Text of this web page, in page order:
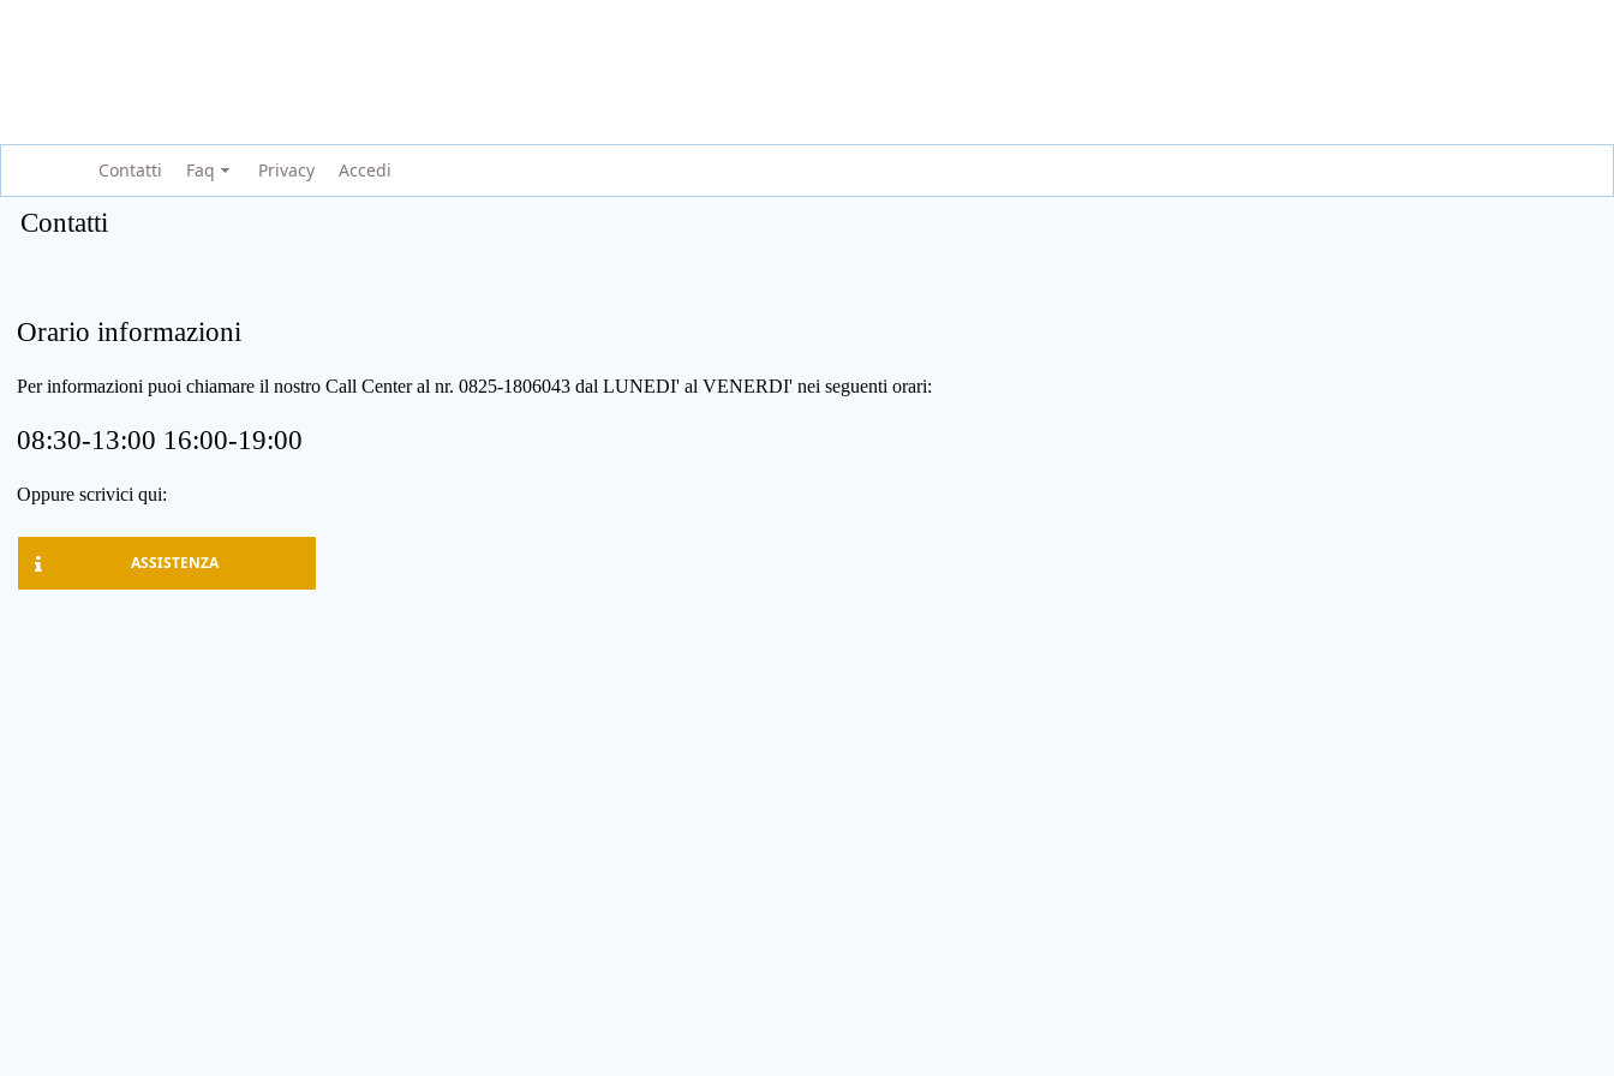
Contatti Faq Privacy Accedi
Contatti
Orario informazioni
Per informazioni puoi chiamare il nostro Call Center al nr. 0825-1806043 dal LUNEDI' al VENERDI' nei seguenti orari:
08:30-13:00 16:00-19:00
Oppure scrivici qui:
ASSISTENZA